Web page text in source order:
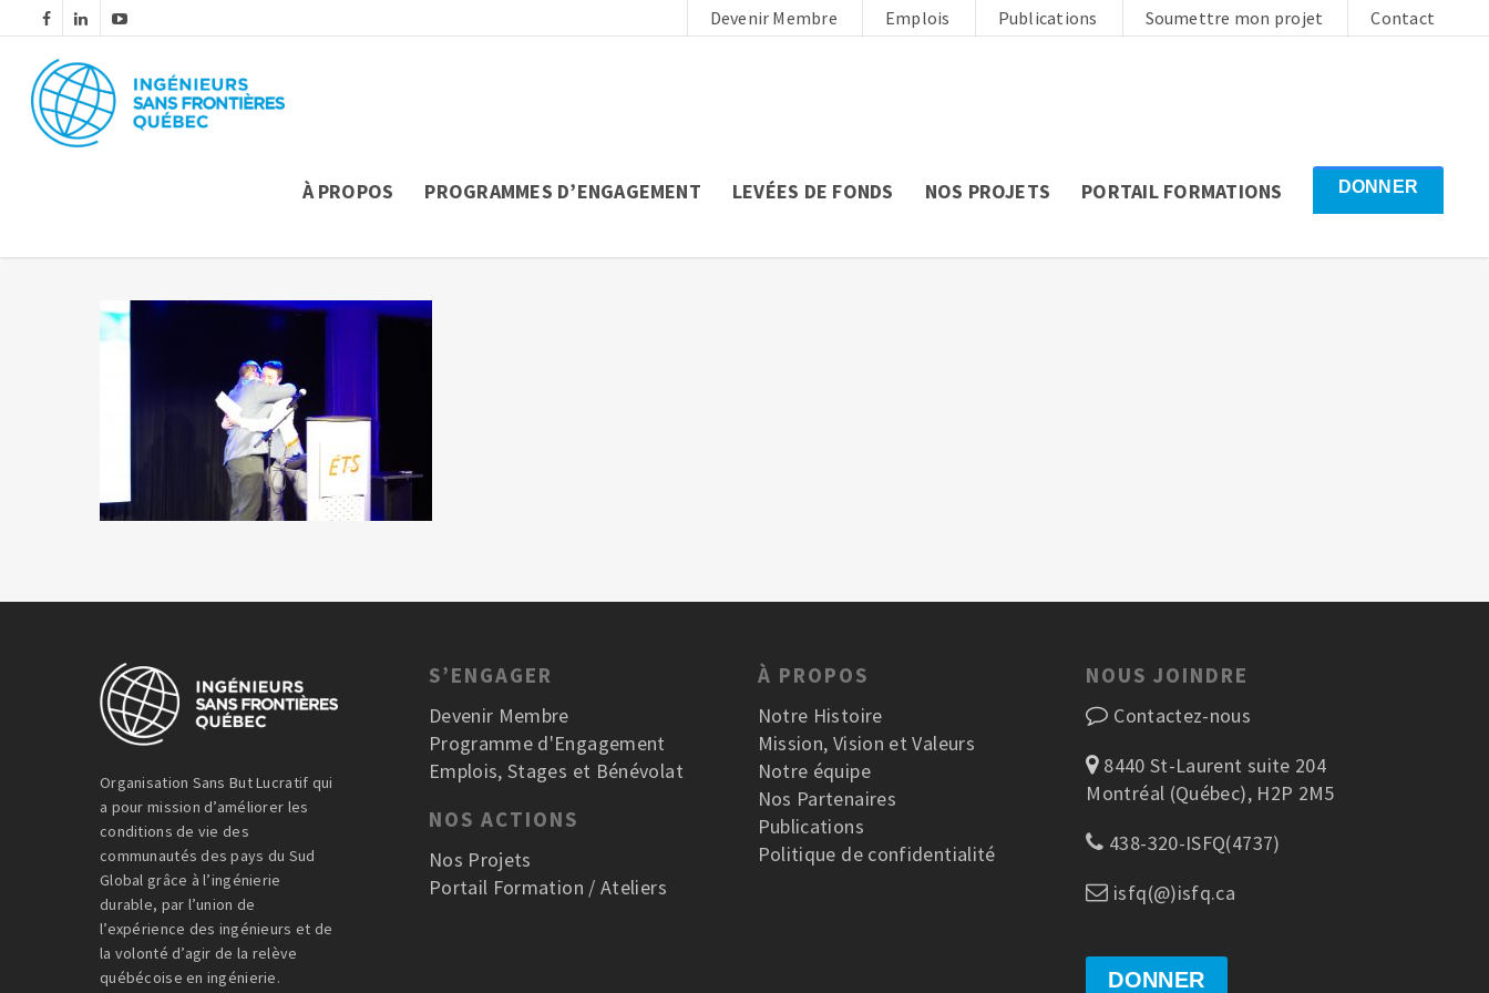
Devenir Membre Emplois Publications Soumettre mon projet Contact
À PROPOS PROGRAMMES D’ENGAGEMENT LEVÉES DE FONDS NOS PROJETS PORTAIL FORMATIONS DONNER
Organisation Sans But Lucratif qui
a pour mission d’améliorer les
conditions de vie des
communautés des pays du Sud
Global grâce à l’ingénierie
durable, par l’union de
l’expérience des ingénieurs et de
la volonté d’agir de la relève
québécoise en ingénierie.
S’ENGAGER
Devenir Membre
Programme d'Engagement
Emplois, Stages et Bénévolat
NOS ACTIONS
Nos Projets
Portail Formation / Ateliers
À PROPOS
Notre Histoire
Mission, Vision et Valeurs
Notre équipe
Nos Partenaires
Publications
Politique de confidentialité
NOUS JOINDRE
Contactez-nous
8440 St-Laurent suite 204
Montréal (Québec), H2P 2M5
438-320-ISFQ(4737)
isfq(@)isfq.ca
DONNER